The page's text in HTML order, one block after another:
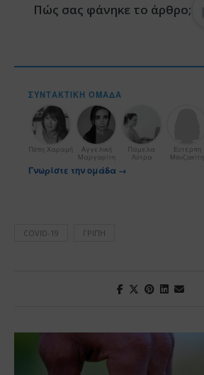
Πώς σας φάνηκε το άρθρο;
ΣΥΝΤΑΚΤΙΚΉ ΟΜΆΔΑ
Πόπη Χαραμή
Αγγελική
Μαργαρίτη
Πάμελα
Λύτρα
Ευτέρπη
Μουζακίτη
Γνωρίστε την ομάδα →
COVID-19 ΓΡΊΠΗ